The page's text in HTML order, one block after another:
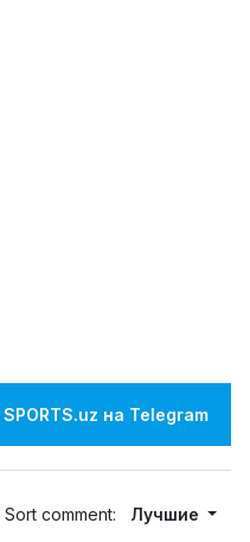
на Telegram
Sort comment: Лучшие